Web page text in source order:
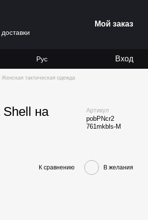
Мой заказ
Рус Вход
Женская тактическая одежда
на
Артикул
pobPNcr2
761mkbls-M
К сравнению В желания